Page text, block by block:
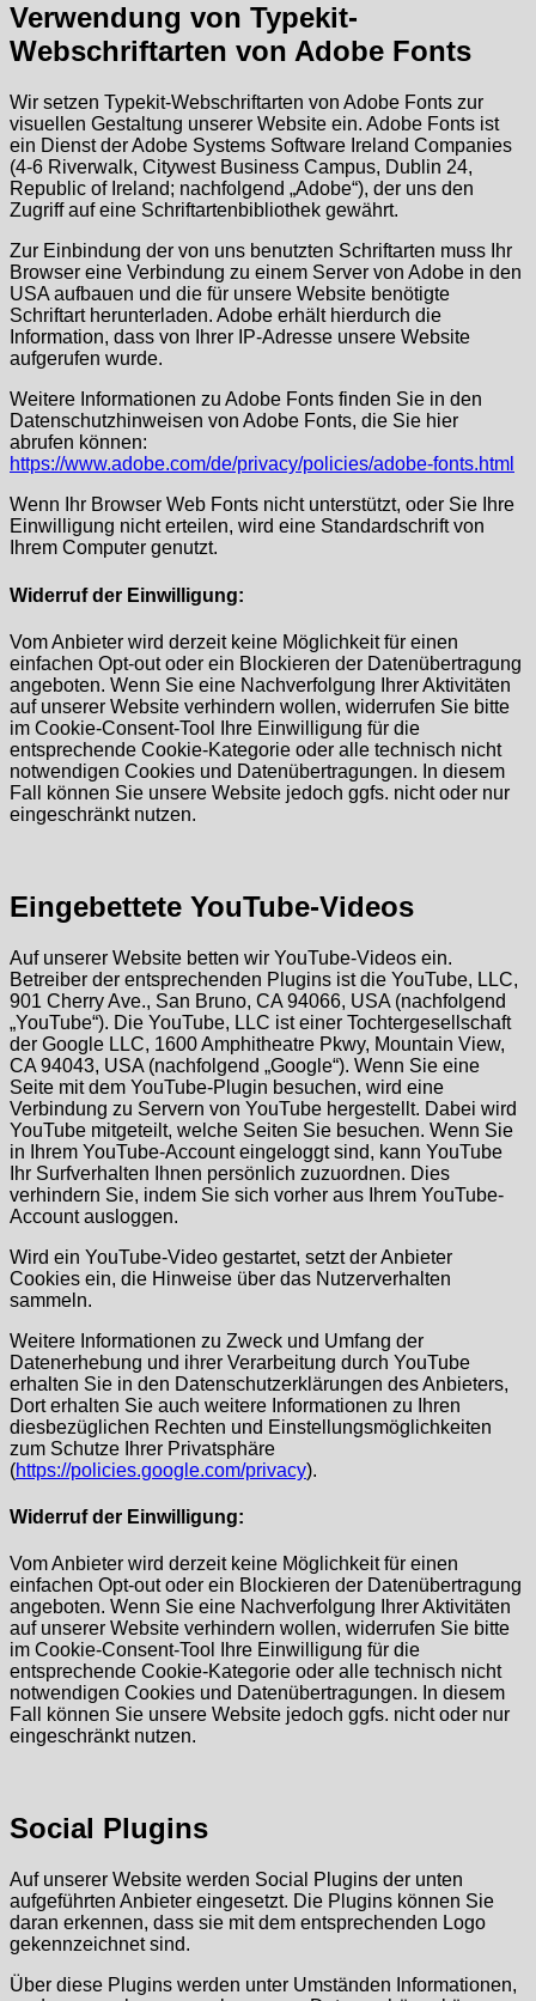
Verwendung von Typekit-
Webschriftarten von Adobe Fonts
Wir setzen Typekit-Webschriftarten von Adobe Fonts zur
visuellen Gestaltung unserer Website ein. Adobe Fonts ist
ein Dienst der Adobe Systems Software Ireland Companies
(4-6 Riverwalk, Citywest Business Campus, Dublin 24,
Republic of Ireland; nachfolgend „Adobe“), der uns den
Zugriff auf eine Schriftartenbibliothek gewährt.
Zur Einbindung der von uns benutzten Schriftarten muss Ihr
Browser eine Verbindung zu einem Server von Adobe in den
USA aufbauen und die für unsere Website benötigte
Schriftart herunterladen. Adobe erhält hierdurch die
Information, dass von Ihrer IP-Adresse unsere Website
aufgerufen wurde.
Weitere Informationen zu Adobe Fonts finden Sie in den
Datenschutzhinweisen von Adobe Fonts, die Sie hier
abrufen können:
https://www.adobe.com/de/privacy/policies/adobe-fonts.html
Wenn Ihr Browser Web Fonts nicht unterstützt, oder Sie Ihre
Einwilligung nicht erteilen, wird eine Standardschrift von
Ihrem Computer genutzt.
Widerruf der Einwilligung:
Vom Anbieter wird derzeit keine Möglichkeit für einen
einfachen Opt-out oder ein Blockieren der Datenübertragung
angeboten. Wenn Sie eine Nachverfolgung Ihrer Aktivitäten
auf unserer Website verhindern wollen, widerrufen Sie bitte
im Cookie-Consent-Tool Ihre Einwilligung für die
entsprechende Cookie-Kategorie oder alle technisch nicht
notwendigen Cookies und Datenübertragungen. In diesem
Fall können Sie unsere Website jedoch ggfs. nicht oder nur
eingeschränkt nutzen.
Eingebettete YouTube-Videos
Auf unserer Website betten wir YouTube-Videos ein.
Betreiber der entsprechenden Plugins ist die YouTube, LLC,
901 Cherry Ave., San Bruno, CA 94066, USA (nachfolgend
„YouTube“). Die YouTube, LLC ist einer Tochtergesellschaft
der Google LLC, 1600 Amphitheatre Pkwy, Mountain View,
CA 94043, USA (nachfolgend „Google“). Wenn Sie eine
Seite mit dem YouTube-Plugin besuchen, wird eine
Verbindung zu Servern von YouTube hergestellt. Dabei wird
YouTube mitgeteilt, welche Seiten Sie besuchen. Wenn Sie
in Ihrem YouTube-Account eingeloggt sind, kann YouTube
Ihr Surfverhalten Ihnen persönlich zuzuordnen. Dies
verhindern Sie, indem Sie sich vorher aus Ihrem YouTube-
Account ausloggen.
Wird ein YouTube-Video gestartet, setzt der Anbieter
Cookies ein, die Hinweise über das Nutzerverhalten
sammeln.
Weitere Informationen zu Zweck und Umfang der
Datenerhebung und ihrer Verarbeitung durch YouTube
erhalten Sie in den Datenschutzerklärungen des Anbieters,
Dort erhalten Sie auch weitere Informationen zu Ihren
diesbezüglichen Rechten und Einstellungsmöglichkeiten
zum Schutze Ihrer Privatsphäre
(https://policies.google.com/privacy).
Widerruf der Einwilligung:
Vom Anbieter wird derzeit keine Möglichkeit für einen
einfachen Opt-out oder ein Blockieren der Datenübertragung
angeboten. Wenn Sie eine Nachverfolgung Ihrer Aktivitäten
auf unserer Website verhindern wollen, widerrufen Sie bitte
im Cookie-Consent-Tool Ihre Einwilligung für die
entsprechende Cookie-Kategorie oder alle technisch nicht
notwendigen Cookies und Datenübertragungen. In diesem
Fall können Sie unsere Website jedoch ggfs. nicht oder nur
eingeschränkt nutzen.
Social Plugins
Auf unserer Website werden Social Plugins der unten
aufgeführten Anbieter eingesetzt. Die Plugins können Sie
daran erkennen, dass sie mit dem entsprechenden Logo
gekennzeichnet sind.
Über diese Plugins werden unter Umständen Informationen,